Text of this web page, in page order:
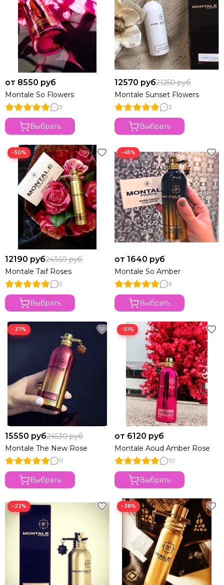
от 8550 руб
Montale So Flowers
3
Выбрать
12570 руб21250 руб
Montale Sunset Flowers
3
Выбрать
−50%
12190 руб24360 руб
Montale Taif Roses
5
Выбрать
−45%
от 1640 руб
Montale So Amber
6
Выбрать
−37%
15550 руб24530 руб
Montale The New Rose
11
Выбрать
−51%
от 6120 руб
Montale Aoud Amber Rose
10
Выбрать
−22% −38%